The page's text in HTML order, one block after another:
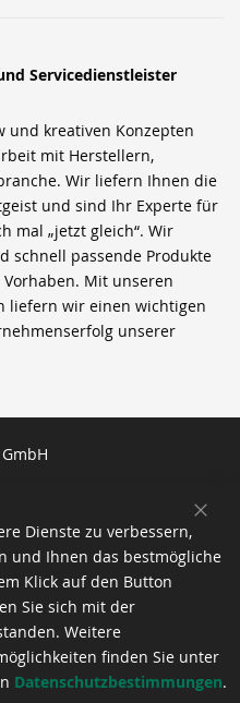
Servicedienstleister
und kreativen Konzepten
mit Herstellern,
Wir liefern Ihnen die
und sind Ihr Experte für
mal „jetzt gleich“. Wir
schnell passende Produkte
Mit unseren
liefern wir einen wichtigen
unserer
Dienste zu verbessern,
und Ihnen das bestmögliche
Klick auf den Button
Sie sich mit der
Weitere
finden Sie unter
Datenschutzbestimmungen.